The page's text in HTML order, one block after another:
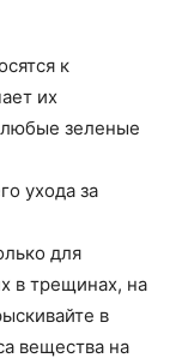
к
их
любые зеленые
ухода за
для
в трещинах, на
в
вещества на